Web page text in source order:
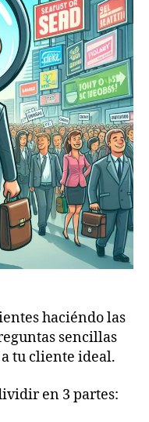
haciéndo las
sencillas
tu cliente ideal.
en 3 partes: